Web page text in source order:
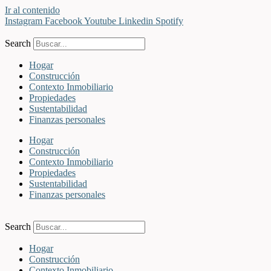
Ir al contenido
Instagram FacebookYoutube Linkedin Spotify
Search
Hogar
Construcción
Contexto Inmobiliario
Propiedades
Sustentabilidad
Finanzas personales
Hogar
Construcción
Contexto Inmobiliario
Propiedades
Sustentabilidad
Finanzas personales
Search
Hogar
Construcción